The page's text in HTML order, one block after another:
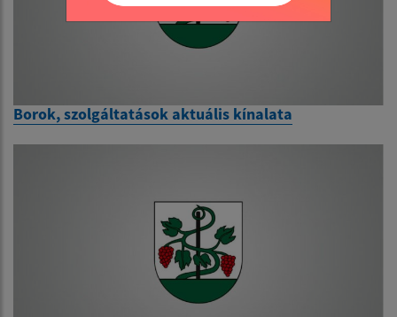
Borok, szolgáltatások aktuális kínalata